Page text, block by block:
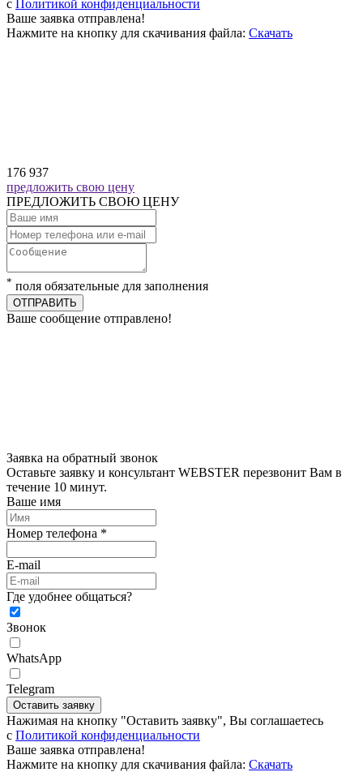
c
Политикой конфиденциальности
Ваше заявка отправлена!
Нажмите на кнопку для скачивания файла: Скачать
176 937
предложить свою цену
ПРЕДЛОЖИТЬ СВОЮ ЦЕНУ
* поля обязательные для заполнения
ОТПРАВИТЬ
Ваше сообщение отправлено!
Заявка на обратный звонок
Оставьте заявку и консультант WEBSTER перезвонит Вам в
течение 10 минут.
Ваше имя
Номер телефона *
E-mail
Где удобнее общаться?
Звонок
WhatsApp
Telegram
Оставить заявку
Нажимая на кнопку "Оставить заявку", Вы соглашаетесь
c Политикой конфиденциальности
Ваше заявка отправлена!
Нажмите на кнопку для скачивания файла: Скачать